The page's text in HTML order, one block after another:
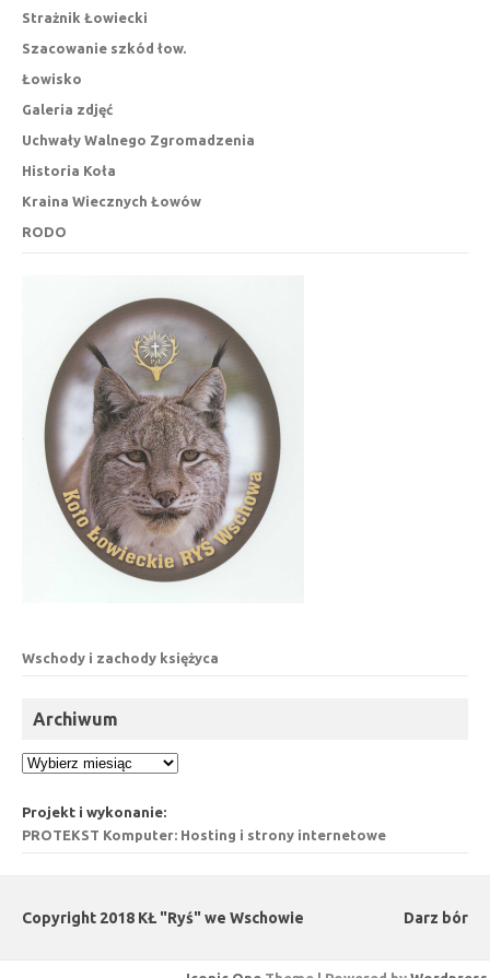
Strażnik Łowiecki
Szacowanie szkód łow.
Łowisko
Galeria zdjęć
Uchwały Walnego Zgromadzenia
Historia Koła
Kraina Wiecznych Łowów
RODO
Wschody i zachody księżyca
Archiwum
Archiwum
Projekt i wykonanie:
PROTEKST Komputer: Hosting i strony internetowe
Copyright 2018 KŁ "Ryś" we Wschowie Darz bór